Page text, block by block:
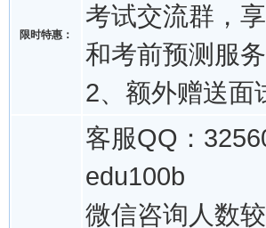
限时特惠：
考试交流群，
和考前预测服务
2、额外赠送面
客服QQ：
edu100b
微信咨询人数